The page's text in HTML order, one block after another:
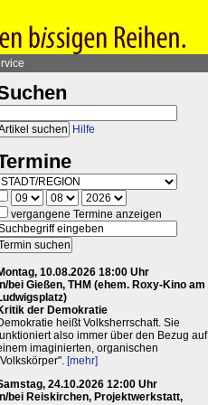
Hilfe
vergangene Termine anzeigen
10.08.2026 18:00 Uhr
bei Gießen, THM (ehem. Roxy-Kino am
der Demokratie
heißt Volksherrschaft. Sie
also immer über den Bezug auf
imaginierten, organischen
[mehr]
24.10.2026 12:00 Uhr
bei Reiskirchen, Projektwerkstatt,